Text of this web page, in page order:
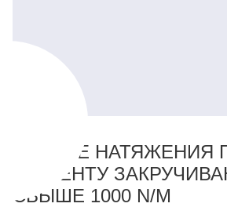
УСИЛИЕ НАТЯЖЕНИЯ
МОМЕНТУ
СВЫШЕ 1000 N/M